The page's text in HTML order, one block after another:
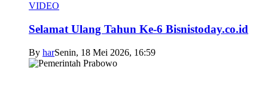
VIDEO
Selamat Ulang Tahun Ke-6 Bisnistoday.co.id
By harSenin, 18 Mei 2026, 16:59